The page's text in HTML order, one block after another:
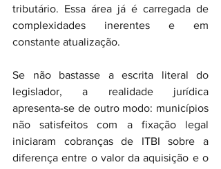
tributário. Essa área já é carregada de
complexidades inerentes e em
constante atualização.
Se não bastasse a escrita literal do
legislador, a realidade jurídica
apresenta-se de outro modo: municípios
não satisfeitos com a fixação legal
iniciaram cobranças de ITBI sobre a
diferença entre o valor da aquisição e o